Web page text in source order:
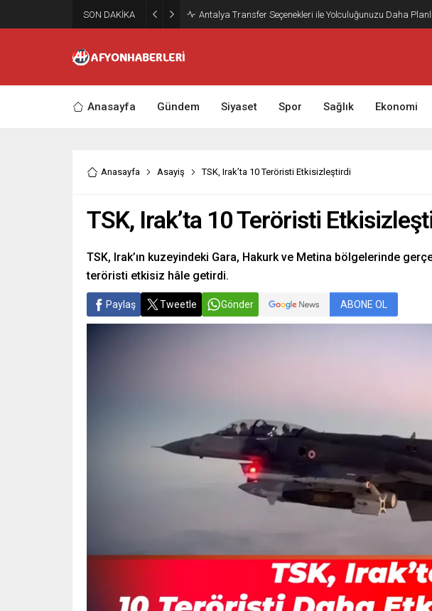
SON DAKİKA Antalya Transfer Seçenekleri ile Yolculuğunuzu Daha
Anasayfa Gündem Siyaset Spor Sağlık Ekonomi
Anasayfa Asayiş TSK, Irak’ta 10 Teröristi Etkisizleştirdi
TSK, Irak’ta 10 Teröristi
TSK, Irak’ın kuzeyindeki Gara, Hakurk ve Metina bölgelerinde
teröristi etkisiz hâle getirdi.
Paylaş Tweetle Gönder ABONE OL